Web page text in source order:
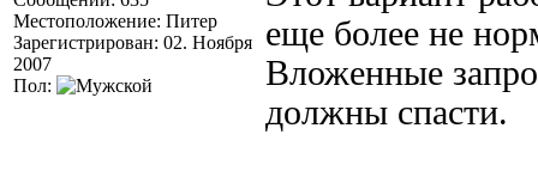
Местоположение: Питер
Зарегистрирован: 02. Ноября
2007
Пол:
еще более не
Вложенные
должны спасти.